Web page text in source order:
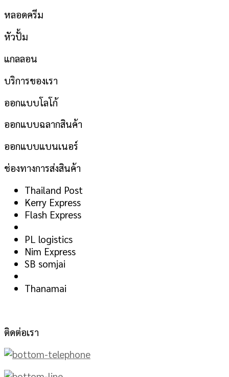
หลอดครีม
หัวปั้ม
แกลลอน
บริการของเรา
ออกแบบโลโก้
ออกแบบฉลากสินค้า
ออกแบบแบนเนอร์
ช่องทางการส่งสินค้า
Thailand Post
Kerry Express
Flash Express
PL logistics
Nim Express
SB somjai
Thanamai
ติดต่อเรา